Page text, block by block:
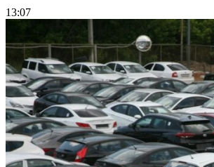
13:07